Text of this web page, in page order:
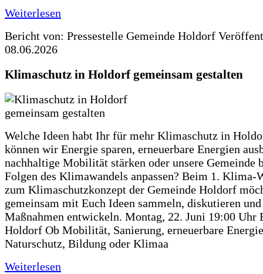
Weiterlesen
Bericht von: Pressestelle Gemeinde Holdorf
08.06.2026
Klimaschutz in Holdorf gemeinsam gestalten
Welche Ideen habt Ihr für mehr Klimaschutz in
können wir Energie sparen, erneuerbare Energien
nachhaltige Mobilität stärken oder unsere Gemeinde
Folgen des Klimawandels anpassen? Beim 1. Klima-
zum Klimaschutzkonzept der Gemeinde Holdorf
gemeinsam mit Euch Ideen sammeln, diskutieren
Maßnahmen entwickeln. Montag, 22. Juni 19:00 Uhr
Holdorf Ob Mobilität, Sanierung, erneuerbare
Naturschutz, Bildung oder Klimaa
Weiterlesen